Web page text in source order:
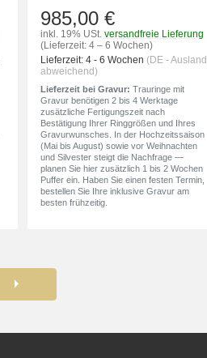
985,00 €
inkl. 19% USt. versandfreie Lieferung
(Lieferzeit: 4 – 6 Wochen)
Lieferzeit: 4 - 6 Wochen (DE - Ausland
abweichend)
Lieferzeit bei Gravur: Trauringe mit
Gravur benötigen 2 bis 4 Werktage
zusätzliche Fertigungszeit nach
Bestätigung Ihrer Ringgrößen und Ihres
Gravurwunsches. In der Hochzeitssaison
(Mai bis August) sowie vor Weihnachten
und Silvester steigt die Nachfrage —
planen Sie hier zusätzlich 1 bis 2 Wochen
Puffer ein. Haben Sie einen festen Termin,
bestellen Sie Ihre inklusive Gravur am
besten frühzeitig.